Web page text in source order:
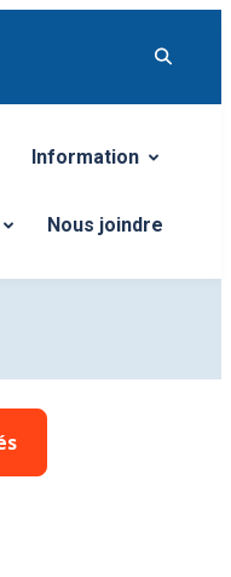
Information
Ouvrir/Fermer le
le sous-menu
Nous joindre